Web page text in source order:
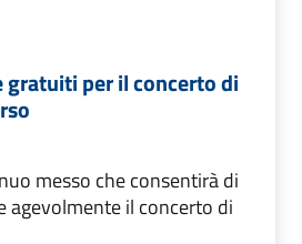
gratuiti per il concerto di
messo che consentirà di
agevolmente il concerto di